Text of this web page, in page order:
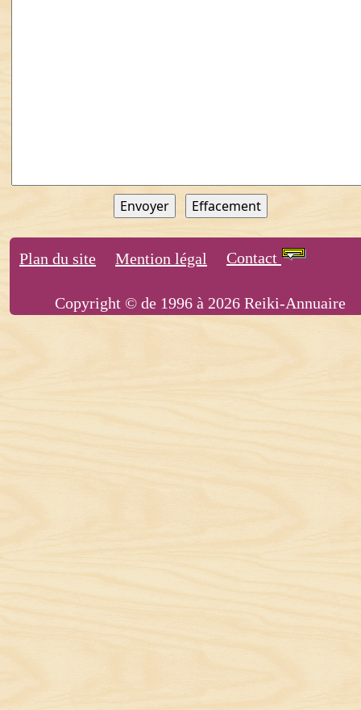
Plan du site Mention légal Contact
Copyright © de 1996 à 2026 Reiki-Annuaire